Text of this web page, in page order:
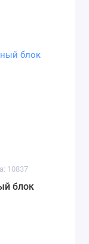
10837
блок